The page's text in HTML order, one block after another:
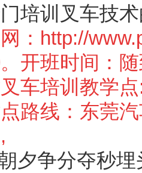
培训叉车技
： http://
。开班时间：
车培训教学点
路线：东莞
,
夕争分夺秒